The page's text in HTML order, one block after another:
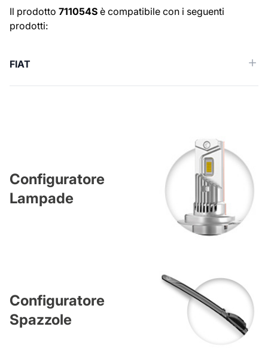
Numeri OE
Il prodotto 711054S è compatibile con i seguenti
prodotti:
FIAT
Configuratore
Lampade
Configuratore
Spazzole